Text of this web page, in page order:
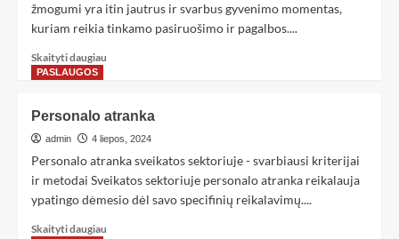
žmogumi yra itin jautrus ir svarbus gyvenimo momentas,
kuriam reikia tinkamo pasiruošimo ir pagalbos....
Skaityti daugiau
PASLAUGOS
Personalo atranka
admin 4 liepos, 2024
Personalo atranka sveikatos sektoriuje - svarbiausi kriterijai
ir metodai Sveikatos sektoriuje personalo atranka reikalauja
ypatingo dėmesio dėl savo specifinių reikalavimų....
Skaityti daugiau